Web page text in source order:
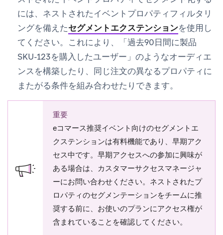
には、ネストされたイベントプロパティフィルタリ
ングを備えたセグメントエクステンションを使用し
てください。これにより、「過去90日間に製品
SKU-123を購入したユーザー」のようなオーディエ
ンスを構築したり、同じ注文の異なるプロパティに
またがる条件を組み合わせたりできます。
重要
eコマース推奨イベント向けのセグメントエ
クステンションは有料機能であり、早期アク
セス中です。早期アクセスへの参加に興味が
ある場合は、カスタマーサクセスマネージャ
ーにお問い合わせください。ネストされたプ
ロパティのセグメンテーションをチームに推
奨する前に、お使いのプランにアクセス権が
含まれていることを確認してください。